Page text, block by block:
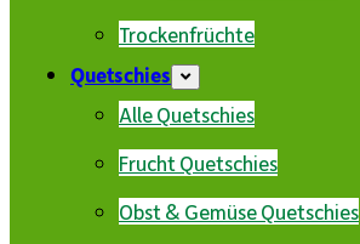
Trockenfrüchte
Quetschies
Alle Quetschies
Frucht Quetschies
Obst & Gemüse Quetschies